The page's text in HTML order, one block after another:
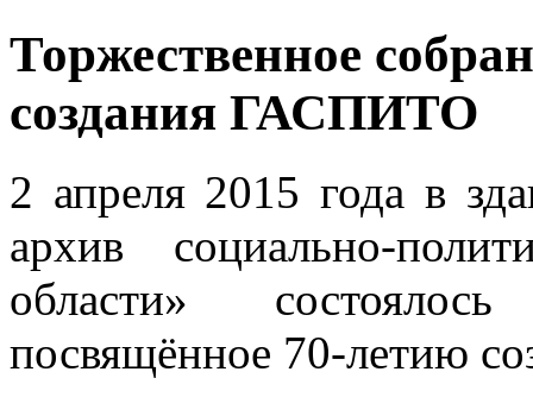
Торжественное
создания ГАСПИТО
2 апреля 2015 года в
архив социально-
области»
посвящённое 70-летию